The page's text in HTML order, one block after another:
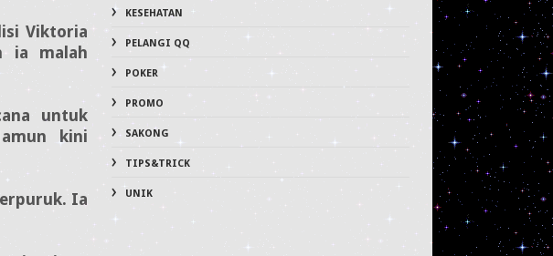
Viktoria
ia malah
untuk
kini
Ia
KESEHATAN
PELANGI QQ
POKER
PROMO
SAKONG
TIPS&TRICK
UNIK